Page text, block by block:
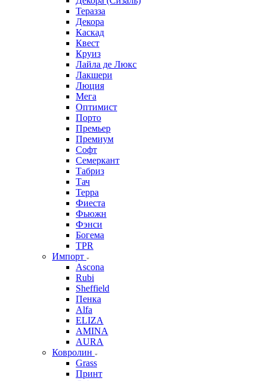
Теразза
Декора
Каскад
Квест
Круиз
Лайла де Люкс
Лакшери
Люция
Мега
Оптимист
Порто
Премьер
Премиум
Софт
Семеркант
Табриз
Тач
Терра
Фиеста
Фьюжн
Фэнси
Богема
TPR
Импорт
Ascona
Rubi
Sheffield
Пенка
Alfa
ELIZA
AMINA
AURA
Ковролин
Grass
Принт